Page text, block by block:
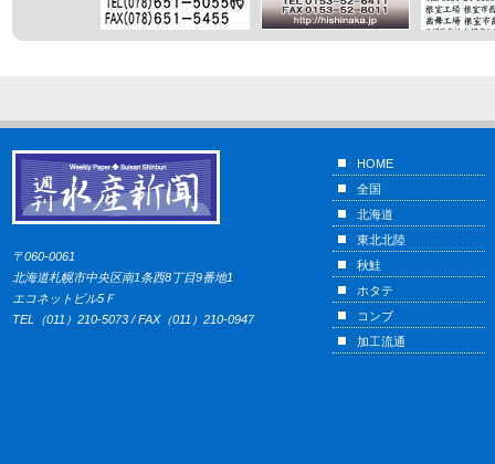
〒060-0061
北海道札幌市中央区南1条西8丁目9番地1
エコネットビル5Ｆ
TEL（011）210-5073 / FAX（011）210-0947
HOME
全国
北海道
東北北陸
秋鮭
ホタテ
コンブ
加工流通